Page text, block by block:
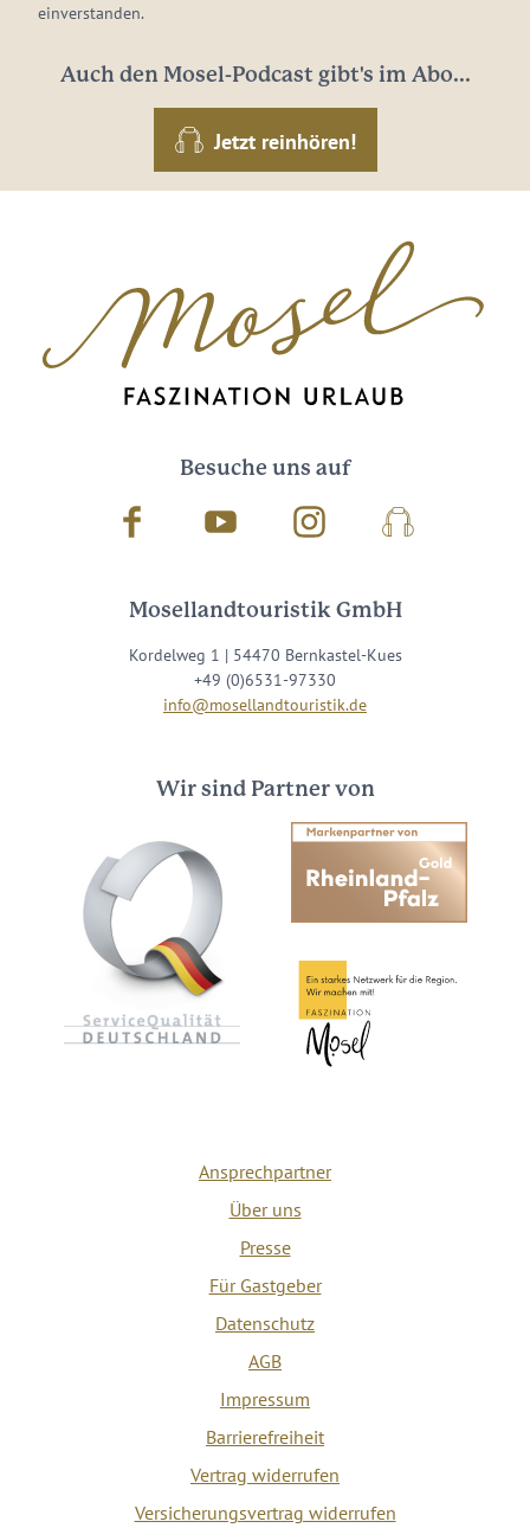
einverstanden.
Auch den Mosel-Podcast gibt's im Abo...
Jetzt reinhören!
Besuche uns auf
Facebook Youtube InstagramPodcast
Mosellandtouristik GmbH
Kordelweg 1 | 54470 Bernkastel-Kues
+49 (0)6531-97330
info@mosellandtouristik.de
Wir sind Partner von
Ansprechpartner
Über uns
Presse
Für Gastgeber
Datenschutz
AGB
Impressum
Barrierefreiheit
Vertrag widerrufen
Versicherungsvertrag widerrufen